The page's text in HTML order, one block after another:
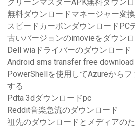
クリーンマスターAPK無料ダウン
無料ダウンロードマネージャー変
スピードカーボンダウンロードPC
古いバージョンのimovieをダウン
Dell wiaドライバーのダウンロード
Android sms transfer free download
PowerShellを使用してAzureから
する
Pdta 3dダウンロードpc
Reddit音楽急流のダウンロード
祖先のダウンロードとメディアの